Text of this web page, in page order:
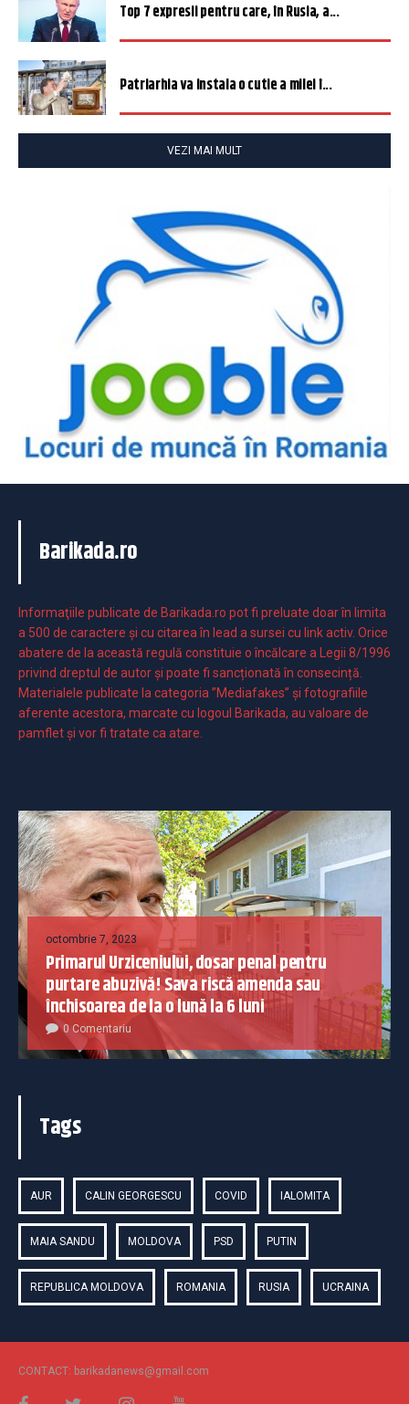
Top 7 expresii pentru care, în Rusia, a...
Patriarhia va instala o cutie a milei î...
VEZI MAI MULT
Barikada.ro
Informaţiile publicate de Barikada.ro pot fi preluate doar în limita
a 500 de caractere şi cu citarea în lead a sursei cu link activ. Orice
abatere de la această regulă constituie o încălcare a Legii 8/1996
privind dreptul de autor și poate fi sancționată în consecință.
Materialele publicate la categoria ”Mediafakes” și fotografiile
aferente acestora, marcate cu logoul Barikada, au valoare de
pamflet și vor fi tratate ca atare.
octombrie 7, 2023
Primarul Urziceniului, dosar penal pentru
purtare abuzivă! Sava riscă amenda sau
închisoarea de la o lună la 6 luni
0 Comentariu
Tags
AUR CALIN GEORGESCU COVID IALOMITA
MAIA SANDU MOLDOVA PSD PUTIN
REPUBLICA MOLDOVA ROMANIA RUSIA UCRAINA
CONTACT: barikadanews@gmail.com